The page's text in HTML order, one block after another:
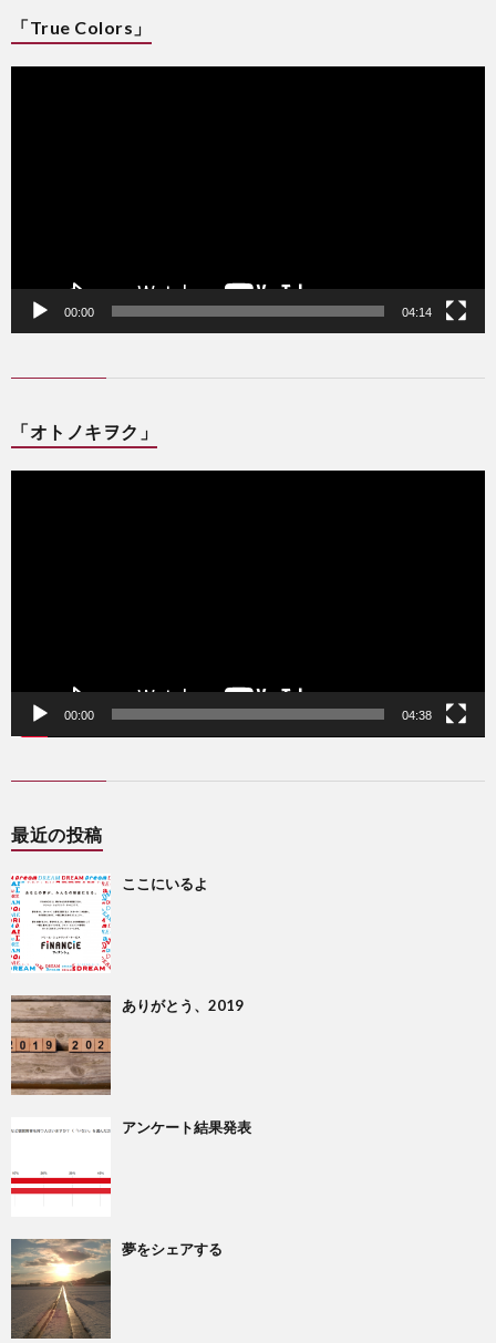
「True Colors」
動
00:00 04:14
「オトノキヲク」
動
00:00 04:38
最近の投稿
ここにいるよ
ありがとう、2019
アンケート結果発表
夢をシェアする